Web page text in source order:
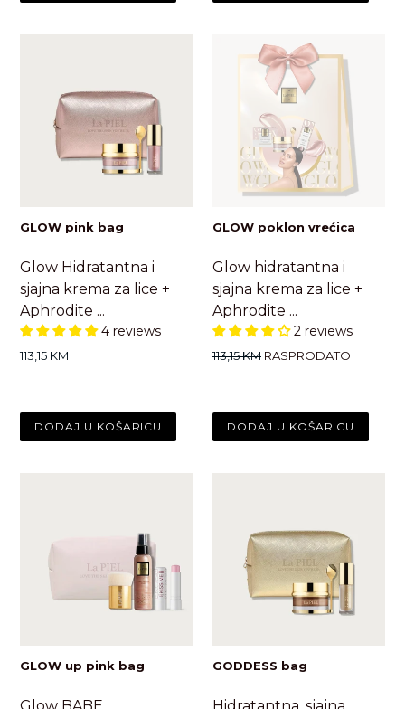
GLOW pink bag
Glow Hidratantna i
sjajna krema za lice +
Aphrodite ...
4 reviews
Standardna
113,15 KM
GLOW poklon vrećica
Glow hidratantna i
sjajna krema za lice +
Aphrodite ...
2 reviews
Standardna
113,15 KM RASPRODATO
GLOW up pink bag GODDESS bag